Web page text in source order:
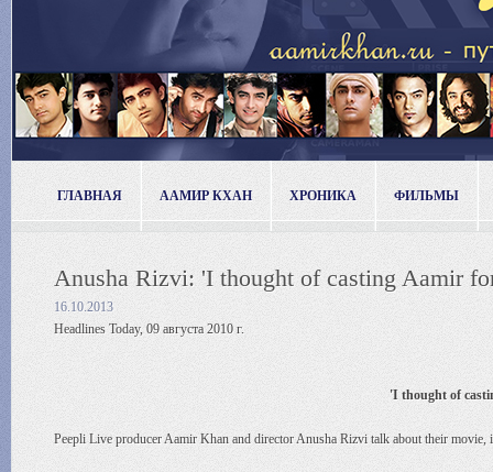
ГЛАВНАЯ ААМИР КХАН ХРОНИКА ФИЛЬМЫ
Anusha Rizvi: 'I thought of casting Aamir
16.10.2013
Headlines Today, 09 августа 2010 г.
'I thought of
Peepli Live producer Aamir Khan and director Anusha Rizvi talk about their